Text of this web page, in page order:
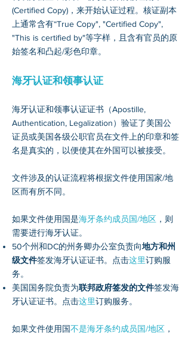
(Certified Copy)，来开始认证过程。核证副本
上通常含有“True Copy", "Certified Copy",
"This is certified by"等字样，且含有官员的原
始签名和凸起/彩色印章。
海牙认证和领事认证
海牙认证和领事认证证书（Apostille,
Authentication, Legalization）验证了美国公
证员或美国各级公职官员在文件上的印章和签
名是真实的，以便使其在外国可以被接受。
文件涉及的认证流程将根据文件使用国家/地
区而有所不同。
如果文件使用国是海牙条约成员国/地区 ，则
需要进行海牙认证。
50个州和DC的州务卿办公室负责向地方和州
级文件签发海牙认证证书。点击这里订购服
务。
美国国务院负责为联邦政府签发的文件签发海
牙认证证书。点击这里订购服务。
如果文件使用国不是海牙条约成员国/地区 ，